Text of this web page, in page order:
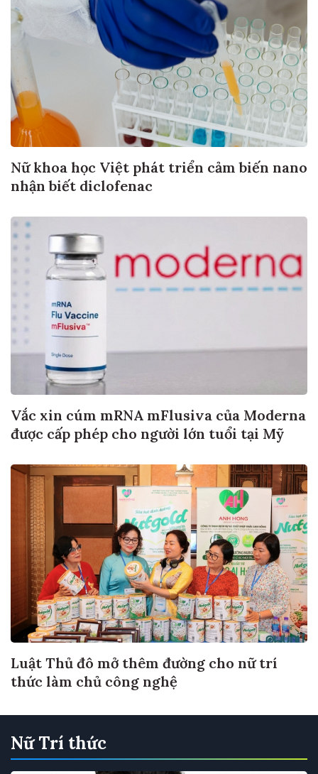
Nữ khoa học Việt phát triển cảm biến nano
nhận biết diclofenac
Vắc xin cúm mRNA mFlusiva của Moderna
được cấp phép cho người lớn tuổi tại Mỹ
Luật Thủ đô mở thêm đường cho nữ trí
thức làm chủ công nghệ
Nữ Trí thức